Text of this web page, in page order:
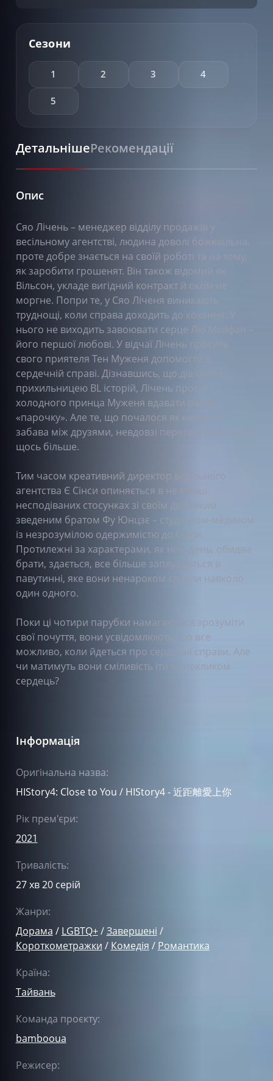
Сезони
1 2 3 4
5
ДетальнішеРекомендації
Опис
Сяо Лічень – менеджер відділу продажів у
весільному агентстві, людина доволі божевільна,
проте добре знається на своїй роботі та на тому,
як заробити грошенят. Він також відомий як
Вільсон, укладе вигідний контракт й оком не
моргне. Попри те, у Сяо Ліченя виникають
труднощі, коли справа доходить до кохання. У
нього не виходить завоювати серце Лю Мейфан –
його першої любові. У відчаї Лічень просить
свого приятеля Тен Муженя допомогти в
сердечній справі. Дізнавшись, що дівчина є
прихильницею BL історій, Лічень просить
холодного принца Муженя вдавати разом
«парочку». Але те, що почалося як невинна
забава між друзями, невдовзі перетворюється на
щось більше.
Тим часом креативний директор весільного
агентства Є Сінси опиняється в не менш
несподіваних стосунках зі своїм дволиким
зведеним братом Фу Юнцзє – студентом-медиком
із незрозумілою одержимістю до Сінси.
Протилежні за характерами, як ніч і день, обидва
брати, здається, все більше заплутуються в
павутинні, яке вони ненароком сплели навколо
один одного.
Поки ці чотири парубки намагаються зрозуміти
свої почуття, вони усвідомлюють, що все
можливо, коли йдеться про сердечні справи. Але
чи матимуть вони сміливість іти за покликом
сердець?
Інформація
Оригінальна назва:
HIStory4: Close to You / HIStory4 - 近距離愛上你
Рік прем'єри:
2021
Тривалість:
27 хв 20 серій
Жанри:
Дорама / LGBTQ+/Завершені /
Короткометражки / Комедія / Романтика
Країна:
Тайвань
Команда проєкту:
bambooua
Режисер: